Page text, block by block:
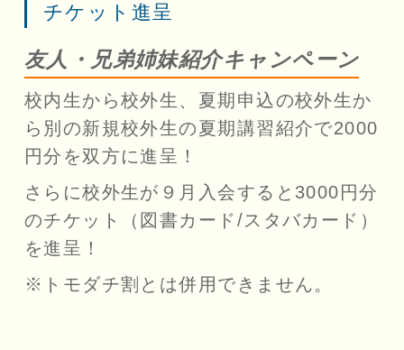
チケット進呈
友人・兄弟姉妹紹介キャンペーン
校内生から校外生、夏期申込の校外生か
ら別の新規校外生の夏期講習紹介で2000
円分を双方に進呈！
さらに校外生が９月入会すると3000円分
のチケット（図書カード/スタバカード）
を進呈！
※トモダチ割とは併用できません。